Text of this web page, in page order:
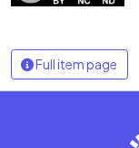
Full item page